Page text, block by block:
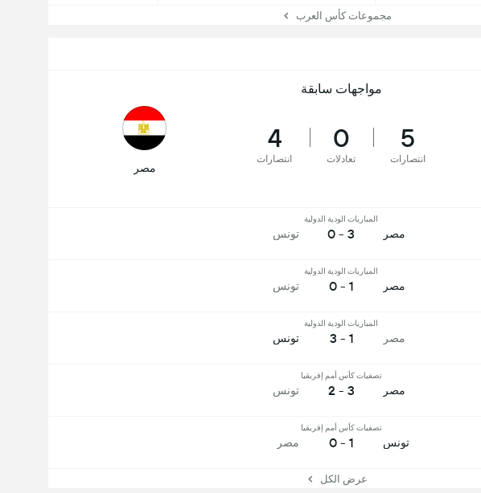
مجموعات كأس العرب
مواجهات سابقة
5
انتصارات
0
تعادلات
4
انتصارات
مصر
مصر
المباريات الودية الدولية
3 - 0 تونس
مصر
المباريات الودية الدولية
1 - 0 تونس
مصر
المباريات الودية الدولية
1 - 3 تونس
مصر
تصفيات كأس أمم إفريقيا
3 - 2 تونس
تونس
تصفيات كأس أمم إفريقيا
1 - 0 مصر
عرض الكل